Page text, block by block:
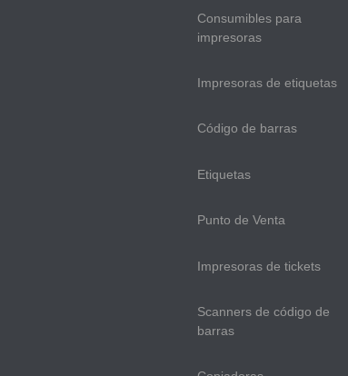
Consumibles para
impresoras
Impresoras de etiquetas
Código de barras
Etiquetas
Punto de Venta
Impresoras de tickets
Scanners de código de
barras